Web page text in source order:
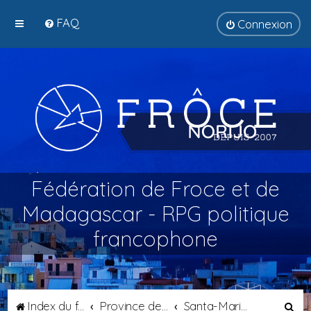
FAQ Connexion
Fédération de Froce et de
Madagascar - RPG politique
francophone
Index du forum Santa-Maria di Bagni